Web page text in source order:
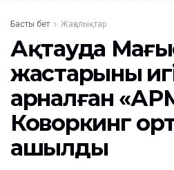
Басты бет Жаңалықтар
Ақтауда
жастарының
арналған
Коворкинг
ашылды